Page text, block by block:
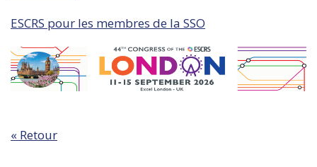
ESCRS pour les membres de la SSO
« Retour